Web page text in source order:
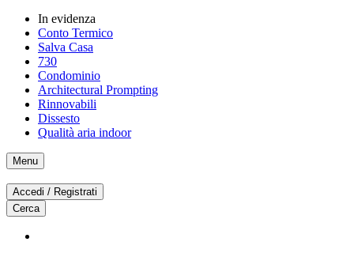
In evidenza
Conto Termico
Salva Casa
730
Condominio
Architectural Prompting
Rinnovabili
Dissesto
Qualità aria indoor
Menu
Accedi / Registrati
Cerca